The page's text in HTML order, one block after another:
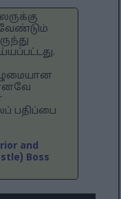
பதிப்பை
and
Boss